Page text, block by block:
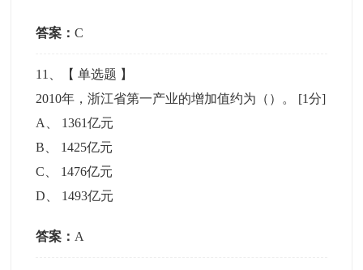
答案：C
11 、【单选题 】
2010年，浙江省第一产业的增加值约为（）。 [1分]
A
1361亿元
B
1425亿元
C
1476亿元
D
1493亿元
答案： A